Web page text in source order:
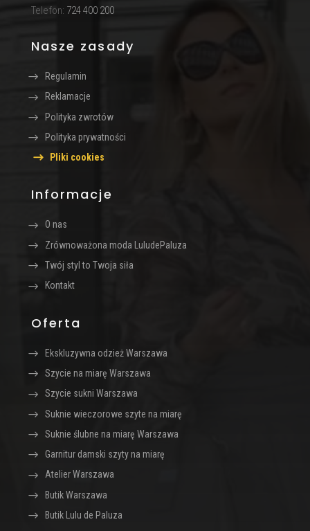
Telefon: 724 400 200
Nasze zasady
Regulamin
Reklamacje
Polityka zwrotów
Polityka prywatności
Pliki cookies
Informacje
O nas
Zrównoważona moda LuludePaluza
Twój styl to Twoja siła
Kontakt
Oferta
Ekskluzywna odzież Warszawa
Szycie na miarę Warszawa
Szycie sukni Warszawa
Suknie wieczorowe szyte na miarę
Suknie ślubne na miarę Warszawa
Garnitur damski szyty na miarę
Atelier Warszawa
Butik Warszawa
Butik Lulu de Paluza